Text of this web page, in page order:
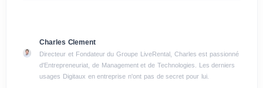
Charles Clement
Directeur et Fondateur du Groupe LiveRental, Charles est passionné
d'Entrepreneuriat, de Management et de Technologies. Les derniers
usages Digitaux en entreprise n'ont pas de secret pour lui.